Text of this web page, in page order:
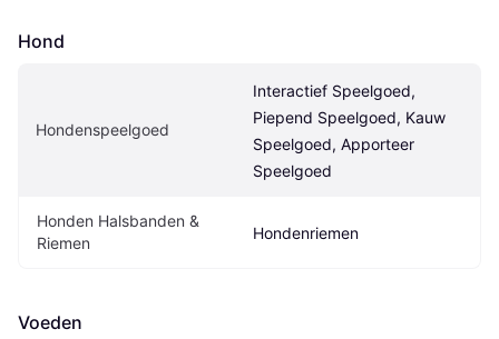
Hond
Hondenspeelgoed
Interactief Speelgoed,
Piepend Speelgoed, Kauw
Speelgoed, Apporteer
Speelgoed
Honden Halsbanden &
Riemen
Hondenriemen
Voeden